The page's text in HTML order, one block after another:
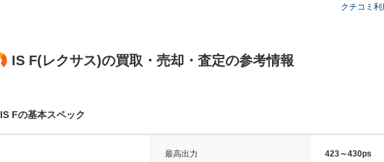
クチコミ
IS F(レクサス)の買取・売却・査定の参考情報
IS Fの基本スペック
最高出力 423～430ps